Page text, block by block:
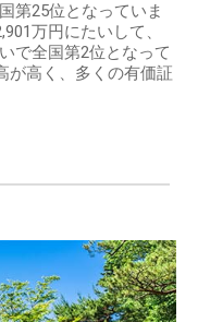
第25位となっていま
万円にたいして、
で全国第2位となって
が高く、多くの有価証